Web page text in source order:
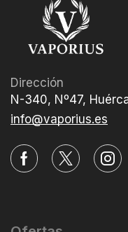
Dirección
N-340, Nº47,
info@vaporius.es